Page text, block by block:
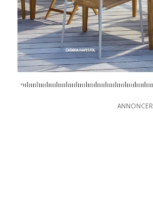
ANNONCER